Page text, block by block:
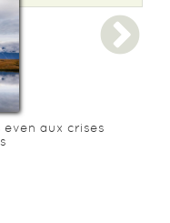
even aux crises